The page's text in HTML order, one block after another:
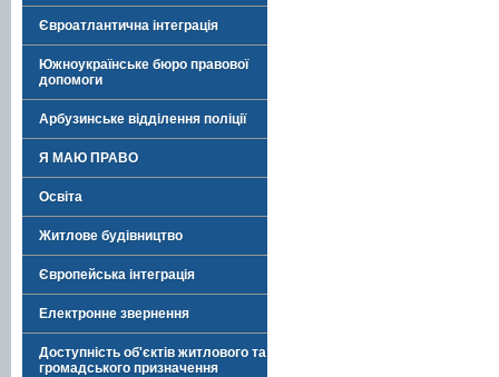
Євроатлантична інтеграція
Южноукраїнське бюро правової
допомоги
Арбузинське відділення поліції
Я МАЮ ПРАВО
Освіта
Житлове будівництво
Європейська інтеграція
Електронне звернення
Доступність об'єктів житлового та
громадського призначення